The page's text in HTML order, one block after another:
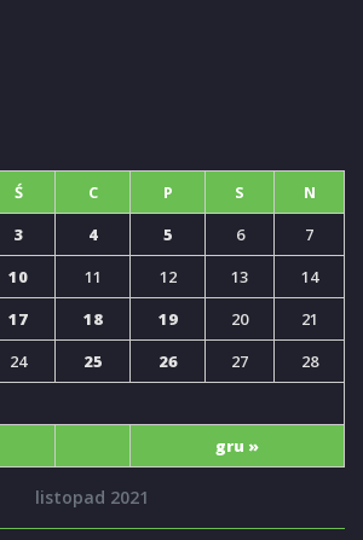
listopad 2021
Ś C P S N
gru »
3 4 5 6
7
10 11 12 13
14
17 18 19 20
21
24 25 26 27
28